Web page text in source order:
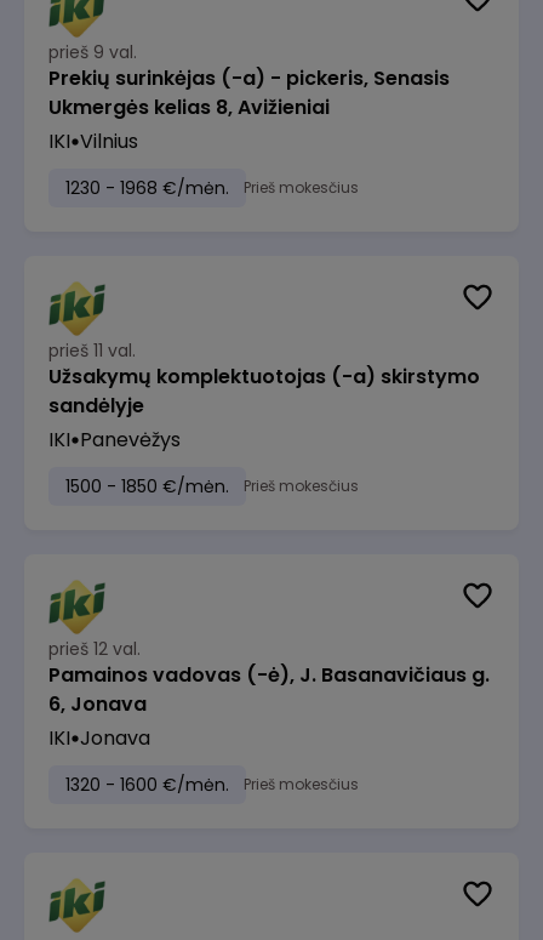
prieš 9 val.
Prekių surinkėjas (-a) - pickeris, Senasis
Ukmergės kelias 8, Avižieniai
IKI Vilnius
1230 - 1968 €/mėn. Prieš mokesčius
prieš 11 val.
Užsakymų komplektuotojas (-a) skirstymo
sandėlyje
IKI Panevėžys
1500 - 1850 €/mėn. Prieš mokesčius
prieš 12 val.
Pamainos vadovas (-ė), J. Basanavičiaus g.
6, Jonava
IKI Jonava
1320 - 1600 €/mėn. Prieš mokesčius